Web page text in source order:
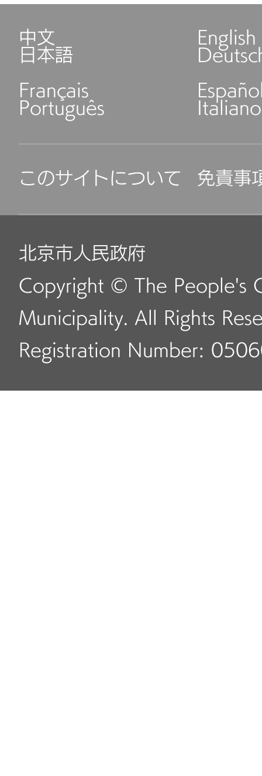
中文 English
日本語
Français
Português Italiano
このサイトについて 免責事
北京市人民政府
Copyright © The People's
Municipality. All Rights
Registration Number: